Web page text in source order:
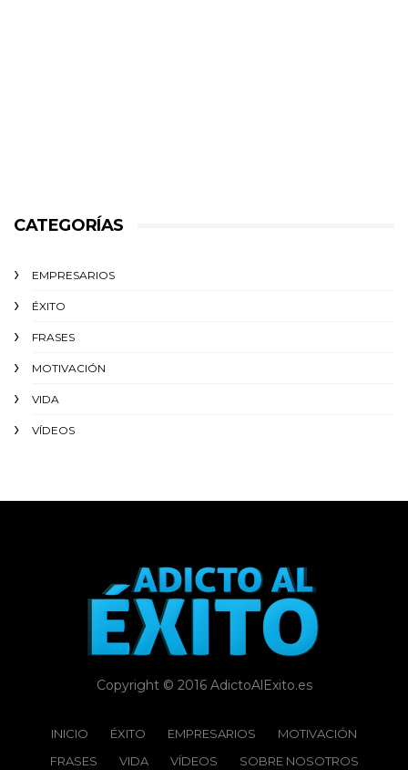
CATEGORÍAS
EMPRESARIOS
ÉXITO‬
FRASES
MOTIVACIÓN
VIDA
VÍDEOS
Copyright © 2016 AdictoAlExito.es
INICIO ÉXITO‬ EMPRESARIOS
MOTIVACIÓN
FRASES
VIDA VÍDEOS SOBRE NOSOTROS